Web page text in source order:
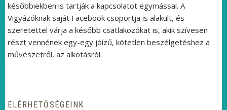
későbbiekben is tartják a kapcsolatot egymással. A
Vigyázóknak saját Facebook csoportja is alakult, és
szeretettel várja a később csatlakozókat is, akik szívesen
részt vennének egy-egy jóízű, kötetlen beszélgetéshez a
művészetről, az alkotásról.
ELÉRHETŐSÉGEINK